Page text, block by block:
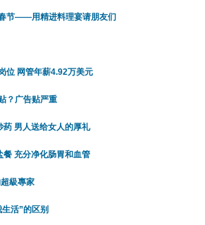
节——用精进料理宴请朋友们
位 网管年薪4.92万美元
？广告贴严重
药 男人送给女人的厚礼
餐 充分净化肠胃和血管
級專家
活”的区别